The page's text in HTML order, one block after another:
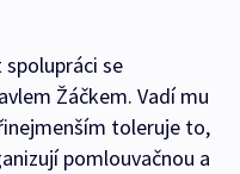
se
Žáčkem. Vadí mu
toleruje to,
pomlouvačnou a